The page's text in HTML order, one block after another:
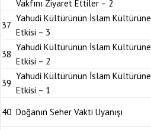
Vakfını Ziyaret Ettiler – 2
37
Yahudi Kültürünün İslam Kültürüne
Etkisi – 3
38
Yahudi Kültürünün İslam Kültürüne
Etkisi – 2
39
Yahudi Kültürünün İslam Kültürüne
Etkisi – 1
40 Doğanın Seher Vakti Uyanışı